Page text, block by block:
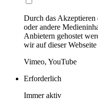
Durch das
oder andere
Anbietern gehostet
wir auf dieser
Vimeo, YouTube
Erforderlich
Immer aktiv